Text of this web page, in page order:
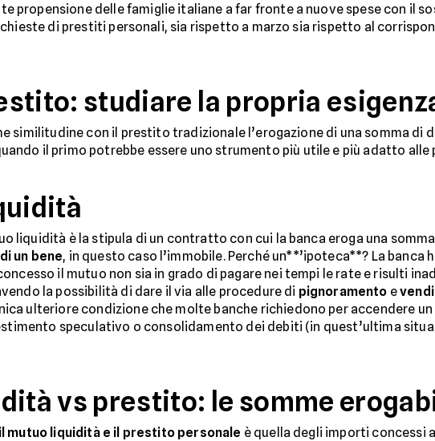
propensione delle famiglie italiane a far fronte a nuove spese con il
di prestiti personali, sia rispetto a marzo sia rispetto al
studiare la propria
similitudine con il prestito tradizionale l’erogazione di una somma di
il primo potrebbe essere uno strumento più utile e più adatto
liquidità è la stipula di un contratto con cui la banca eroga una
un bene, in questo caso l’immobile. Perché un**’ipoteca**? La
il mutuo non sia in grado di pagare nei tempi le rate e risulti
la possibilità di dare il via alle procedure di pignoramento e
ulteriore condizione che molte banche richiedono per accendere
speculativo o consolidamento dei debiti (in quest’ultima
vs prestito: le somme
mutuo liquidità e il prestito personale è quella degli importi concessi